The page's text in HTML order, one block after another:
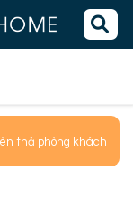
thả phòng khách